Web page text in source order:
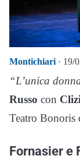
Montichiari · 19/
“L’unica
Russo con
Teatro Bonoris
Fornasier e